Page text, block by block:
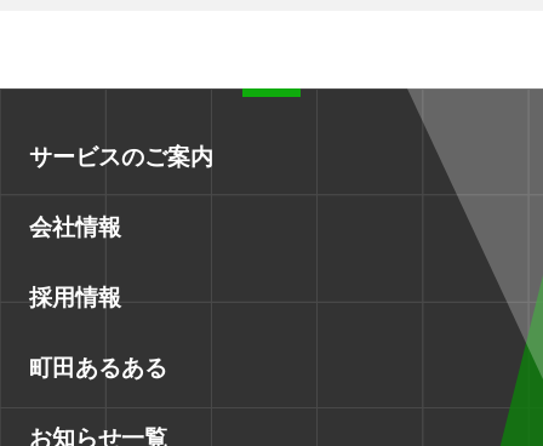
サービスのご案内
会社情報
採用情報
町田あるある
お知らせ一覧